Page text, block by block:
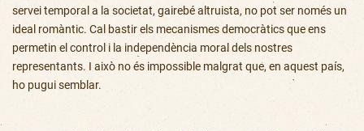
servei temporal a la societat, gairebé altruista, no pot ser només un
ideal romàntic. Cal bastir els mecanismes democràtics que ens
permetin el control i la independència moral dels nostres
representants. I això no és impossible malgrat que, en aquest país,
ho pugui semblar.